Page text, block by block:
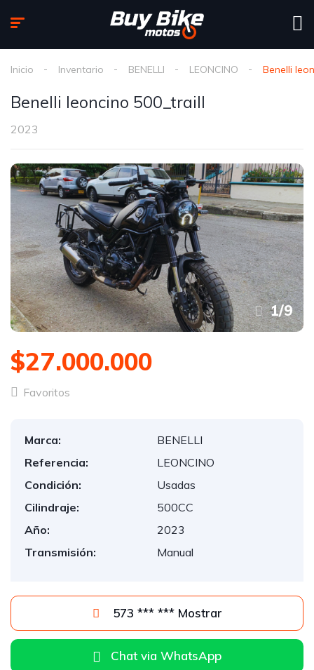
Inicio Inventario BENELLI LEONCINO Benelli
Benelli leoncino 500_traill
2023
1/9
$27.000.000
Favoritos
Marca:
BENELLI
Referencia:
LEONCINO
Condición:
Usadas
Cilindraje:
500CC
Año:
2023
Transmisión:
Manual
573 *** *** Mostrar
Chat via WhatsApp